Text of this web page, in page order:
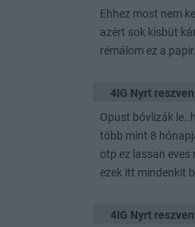
Ehhez most nem
azért sok kisbüt
rémálom ez a
4IG Nyrt
Opust bóvlizák
több mint 8
otp ez lassan
ezek itt mindenkit
4IG Nyrt